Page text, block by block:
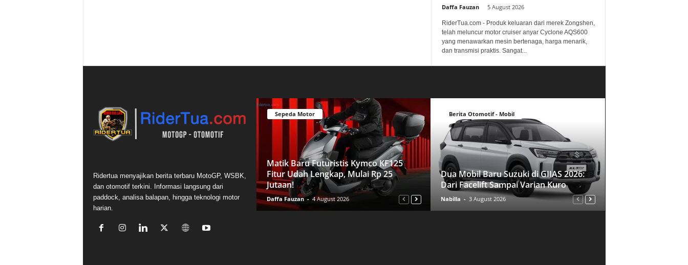
Daffa Fauzan 5 August 2026
RiderTua.com - Produk keluaran dari merek Zongshen,
telah meluncur motor cruiser anyar Cyclone AQS600
yang menawarkan mesin bertenaga, harga menarik,
dan transmisi praktis. Sangat...
Ridertua menyajikan berita terbaru MotoGP, WSBK,
dan otomotif terkini. Informasi langsung dari
paddock, analisa balapan, hingga teknologi motor
harian.
Sepeda Motor
Matik Baru Futuristis Kymco KF125
Fitur Udah Lengkap, Mulai Rp 25
Jutaan!
Daffa Fauzan - 4 August 2026
Berita Otomotif - Mobil
Dua Mobil Baru Suzuki di GIIAS 2026:
Dari Facelift Sampai Varian Kuro
Nabilla - 3 August 2026